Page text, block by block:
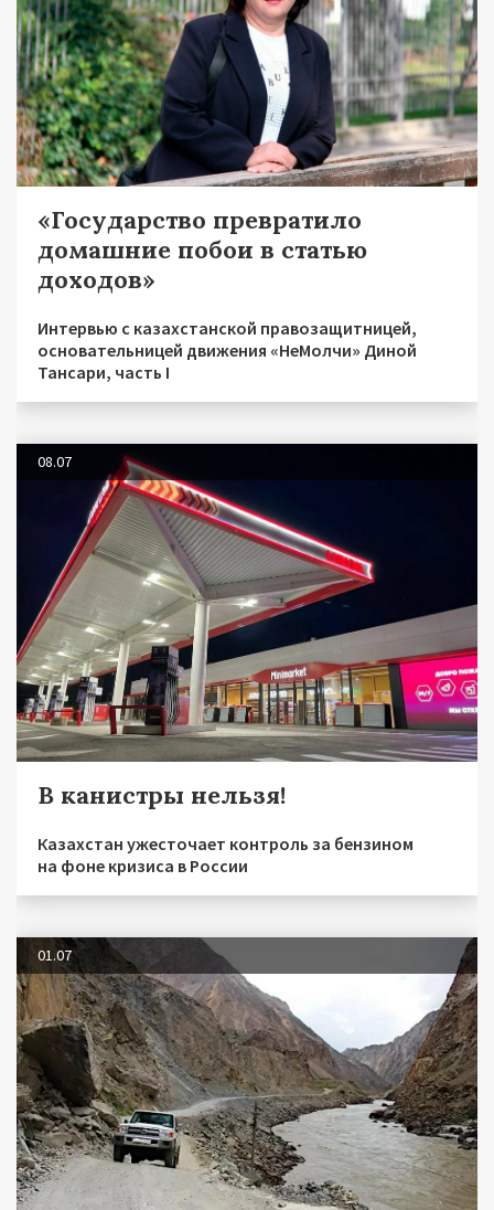
«Государство превратило
домашние побои в статью
доходов»
Интервью с казахстанской правозащитницей,
основательницей движения «НеМолчи» Диной
Тансари, часть I
08.07
В канистры нельзя!
Казахстан ужесточает контроль за бензином
на фоне кризиса в России
01.07